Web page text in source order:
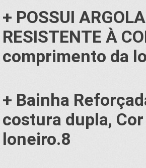
+ POSSUI
RESISTENTE À
comprimento da
+ Bainha
costura dupla,
loneiro.8